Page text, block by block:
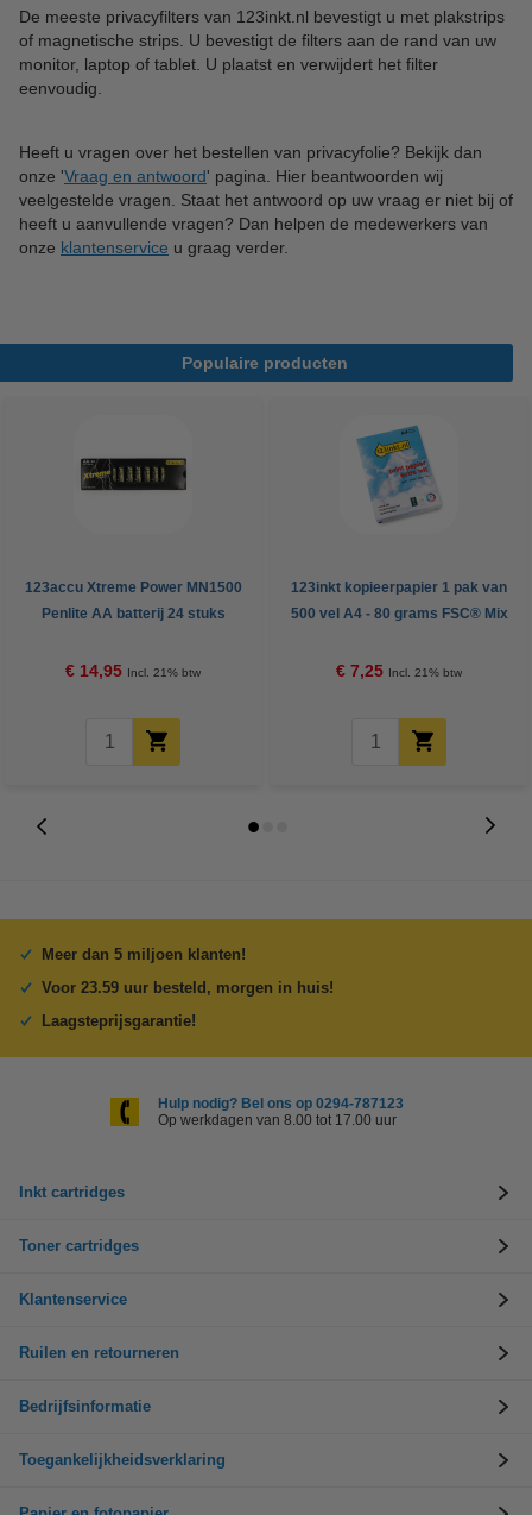
De meeste privacyfilters van 123inkt.nl bevestigt u met plakstrips
of magnetische strips. U bevestigt de filters aan de rand van uw
monitor, laptop of tablet. U plaatst en verwijdert het filter
eenvoudig.
Heeft u vragen over het bestellen van privacyfolie? Bekijk dan
onze 'Vraag en antwoord' pagina. Hier beantwoorden wij
veelgestelde vragen. Staat het antwoord op uw vraag er niet bij of
heeft u aanvullende vragen? Dan helpen de medewerkers van
onze klantenservice u graag verder.
Populaire producten
123accu Xtreme Power MN1500
Penlite AA batterij 24 stuks
€ 14,95 Incl. 21% btw
123inkt kopieerpapier 1 pak van
500 vel A4 - 80 grams FSC® Mix
€ 7,25 Incl. 21% btw
Meer dan 5 miljoen klanten!
Voor 23.59 uur besteld, morgen in huis!
Laagsteprijsgarantie!
Hulp nodig? Bel ons op 0294-787123
Op werkdagen van 8.00 tot 17.00 uur
Inkt cartridges
Toner cartridges
Klantenservice
Ruilen en retourneren
Bedrijfsinformatie
Toegankelijkheidsverklaring